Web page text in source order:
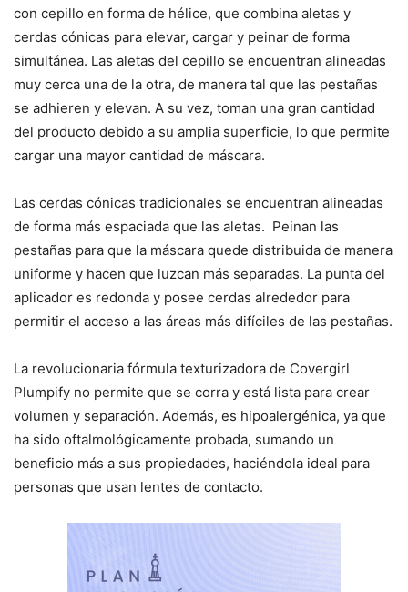
con cepillo en forma de hélice, que combina aletas y
cerdas cónicas para elevar, cargar y peinar de forma
simultánea. Las aletas del cepillo se encuentran alineadas
muy cerca una de la otra, de manera tal que las pestañas
se adhieren y elevan. A su vez, toman una gran cantidad
del producto debido a su amplia superficie, lo que permite
cargar una mayor cantidad de máscara.
Las cerdas cónicas tradicionales se encuentran alineadas
de forma más espaciada que las aletas. Peinan las
pestañas para que la máscara quede distribuida de manera
uniforme y hacen que luzcan más separadas. La punta del
aplicador es redonda y posee cerdas alrededor para
permitir el acceso a las áreas más difíciles de las pestañas.
La revolucionaria fórmula texturizadora de Covergirl
Plumpify no permite que se corra y está lista para crear
volumen y separación. Además, es hipoalergénica, ya que
ha sido oftalmológicamente probada, sumando un
beneficio más a sus propiedades, haciéndola ideal para
personas que usan lentes de contacto.